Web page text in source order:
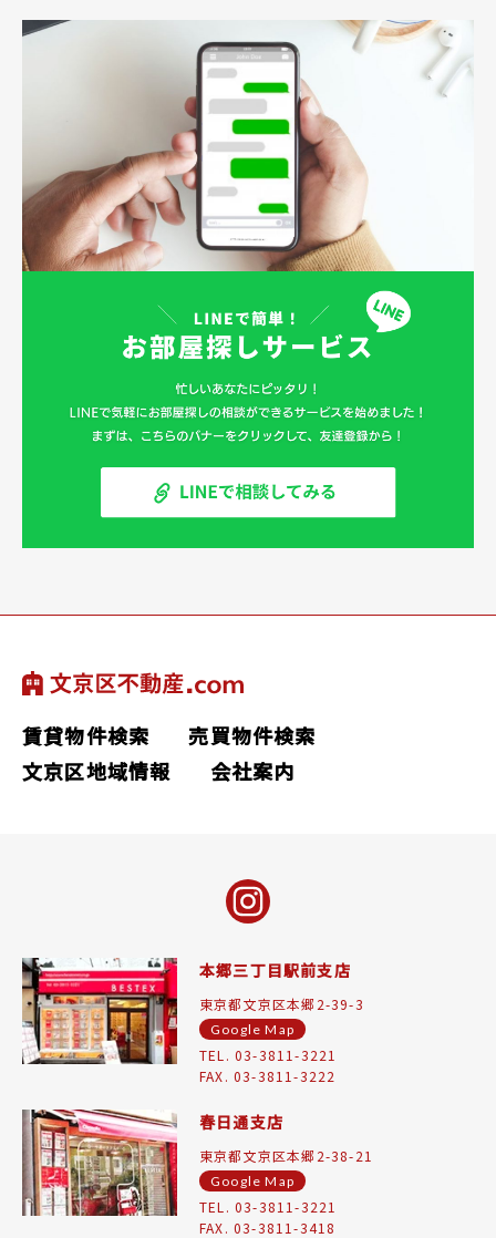
賃貸物件検索
売買物件検索
文京区地域情報
会社案内
本郷三丁目駅前支店
東京都文京区本郷2-39-3
Google Map
TEL. 03-3811-3221
FAX. 03-3811-3222
春日通支店
東京都文京区本郷2-38-21
Google Map
TEL. 03-3811-3221
FAX. 03-3811-3418